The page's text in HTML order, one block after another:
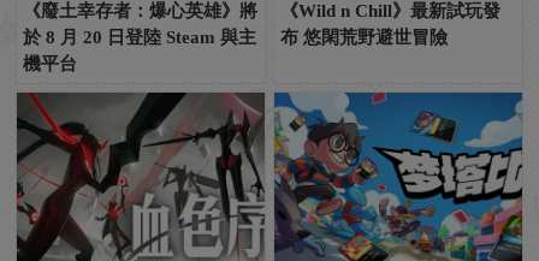
《廢土幸存者：爆心英雄》將
於 8 月 20 日登陸 Steam 與主
機平台
《Wild n Chill》最新試玩發
布 悠閑荒野避世冒險